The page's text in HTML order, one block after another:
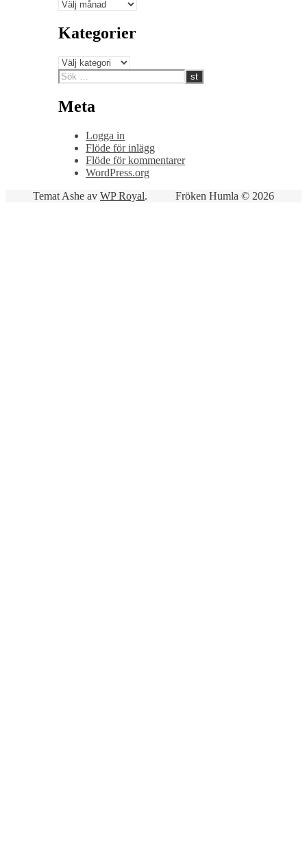
Arkiv
Kategorier
Kategorier
Meta
Logga in
Flöde för inlägg
Flöde för kommentarer
WordPress.org
Fröken Humla © 2026
Temat Ashe av WP Royal.